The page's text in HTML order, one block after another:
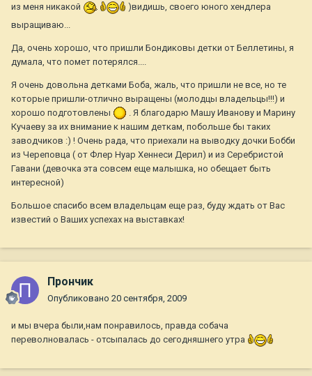
из меня никакой
)видишь, своего юного хендлера
выращиваю...
Да, очень хорошо, что пришли Бондиковы детки от Беллетины, я
думала, что помет потерялся....
Я очень довольна детками Боба, жаль, что пришли не все, но те
которые пришли-отлично выращены (молодцы владельцы!!!) и
хорошо подготовлены
. Я благодарю Машу Иванову и Марину
Кучаеву за их внимание к нашим деткам, побольше бы таких
заводчиков :) ! Очень рада, что приехали на выводку дочки Бобби
из Череповца ( от Флер Нуар Хеннеси Дерил) и из Серебристой
Гавани (девочка эта совсем еще малышка, но обещает быть
интересной)
Большое спасибо всем владельцам еще раз, буду ждать от Вас
известий о Ваших успехах на выставках!
Прончик
Опубликовано 20 сентября, 2009
и мы вчера были,нам понравилось, правда собача
переволновалась - отсыпалась до сегодняшнего утра